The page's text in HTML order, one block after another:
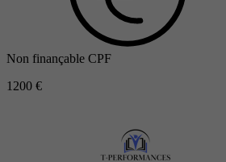
Non finançable CPF
1200 €